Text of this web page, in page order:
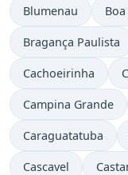
Blumenau
Bragança Paulista
Cachoeirinha
Campina Grande
Caraguatatuba
Cascavel